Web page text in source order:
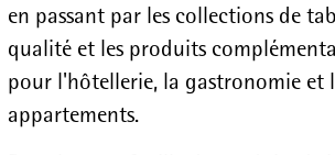
en passant par les collections de
qualité et les produits
pour l'hôtellerie, la gastronomie et
appartements.